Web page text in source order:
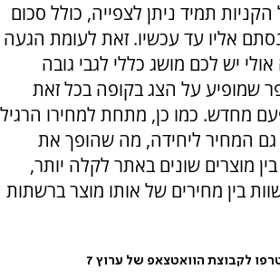
הקניות תמיד ניתן לצפייה, כולל סכום
אליו עד עכשיו. זאת לעומת הגעה
יש לכם מושג כללי לגבי גובה
שמופיע על הצג בקופה בכל זאת
מחדש. כמו כן, מתחת למחירו הרגיל
המחיר ליחידה, מה שהופך את
מוצרים שונים באתר לקלה יותר,
בין מחירים של אותו מוצר ברשתות
לקבוצת הוואטצאפ של ערוץ 7